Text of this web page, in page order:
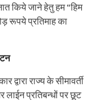
किये जाने हेतु हम “हिम
रूपये प्रतिमाह का
द्वारा राज्य के सीमावर्ती
लाईन प्रतिबन्धों पर छूट